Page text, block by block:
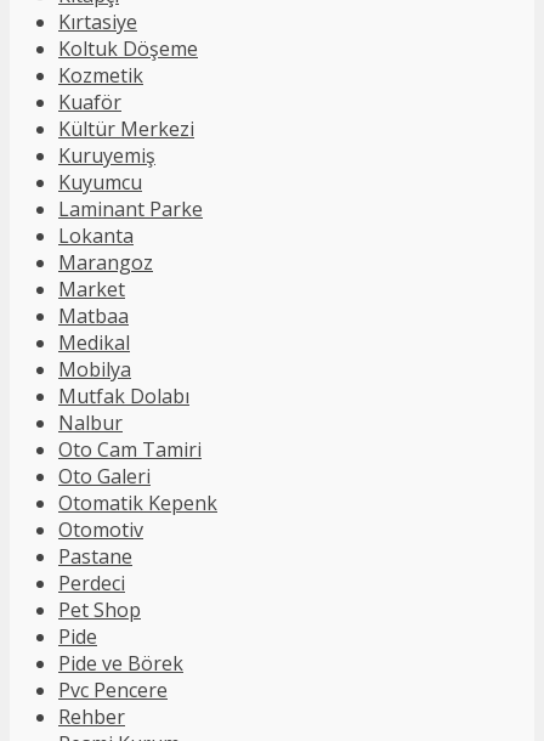
Kırtasiye
Koltuk Döşeme
Kozmetik
Kuaför
Kültür Merkezi
Kuruyemiş
Kuyumcu
Laminant Parke
Lokanta
Marangoz
Market
Matbaa
Medikal
Mobilya
Mutfak Dolabı
Nalbur
Oto Cam Tamiri
Oto Galeri
Otomatik Kepenk
Otomotiv
Pastane
Perdeci
Pet Shop
Pide
Pide ve Börek
Pvc Pencere
Rehber